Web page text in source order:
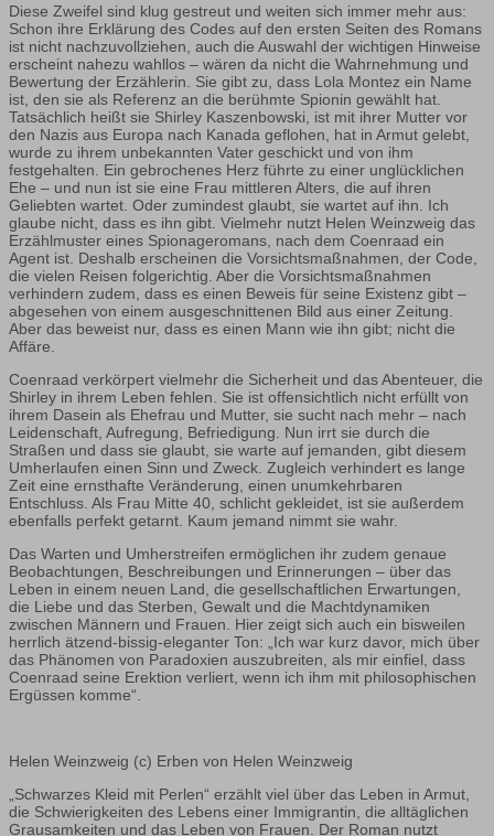
Diese Zweifel sind klug gestreut und weiten sich immer mehr aus:
Schon ihre Erklärung des Codes auf den ersten Seiten des Romans
ist nicht nachzuvollziehen, auch die Auswahl der wichtigen Hinweise
erscheint nahezu wahllos – wären da nicht die Wahrnehmung und
Bewertung der Erzählerin. Sie gibt zu, dass Lola Montez ein Name
ist, den sie als Referenz an die berühmte Spionin gewählt hat.
Tatsächlich heißt sie Shirley Kaszenbowski, ist mit ihrer Mutter vor
den Nazis aus Europa nach Kanada geflohen, hat in Armut gelebt,
wurde zu ihrem unbekannten Vater geschickt und von ihm
festgehalten. Ein gebrochenes Herz führte zu einer unglücklichen
Ehe – und nun ist sie eine Frau mittleren Alters, die auf ihren
Geliebten wartet. Oder zumindest glaubt, sie wartet auf ihn. Ich
glaube nicht, dass es ihn gibt. Vielmehr nutzt Helen Weinzweig das
Erzählmuster eines Spionageromans, nach dem Coenraad ein
Agent ist. Deshalb erscheinen die Vorsichtsmaßnahmen, der Code,
die vielen Reisen folgerichtig. Aber die Vorsichtsmaßnahmen
verhindern zudem, dass es einen Beweis für seine Existenz gibt –
abgesehen von einem ausgeschnittenen Bild aus einer Zeitung.
Aber das beweist nur, dass es einen Mann wie ihn gibt; nicht die
Affäre.
Coenraad verkörpert vielmehr die Sicherheit und das Abenteuer, die
Shirley in ihrem Leben fehlen. Sie ist offensichtlich nicht erfüllt von
ihrem Dasein als Ehefrau und Mutter, sie sucht nach mehr – nach
Leidenschaft, Aufregung, Befriedigung. Nun irrt sie durch die
Straßen und dass sie glaubt, sie warte auf jemanden, gibt diesem
Umherlaufen einen Sinn und Zweck. Zugleich verhindert es lange
Zeit eine ernsthafte Veränderung, einen unumkehrbaren
Entschluss. Als Frau Mitte 40, schlicht gekleidet, ist sie außerdem
ebenfalls perfekt getarnt. Kaum jemand nimmt sie wahr.
Das Warten und Umherstreifen ermöglichen ihr zudem genaue
Beobachtungen, Beschreibungen und Erinnerungen – über das
Leben in einem neuen Land, die gesellschaftlichen Erwartungen,
die Liebe und das Sterben, Gewalt und die Machtdynamiken
zwischen Männern und Frauen. Hier zeigt sich auch ein bisweilen
herrlich ätzend-bissig-eleganter Ton: „Ich war kurz davor, mich über
das Phänomen von Paradoxien auszubreiten, als mir einfiel, dass
Coenraad seine Erektion verliert, wenn ich ihm mit philosophischen
Ergüssen komme“.
Helen Weinzweig (c) Erben von Helen Weinzweig
„Schwarzes Kleid mit Perlen“ erzählt viel über das Leben in Armut,
die Schwierigkeiten des Lebens einer Immigrantin, die alltäglichen
Grausamkeiten und das Leben von Frauen. Der Roman nutzt